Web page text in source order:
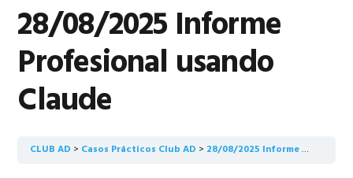
28/08/2025 Informe
Profesional usando
Claude
CLUB AD Casos Prácticos Club AD 28/08/2025 Informe Profesional usando Claude